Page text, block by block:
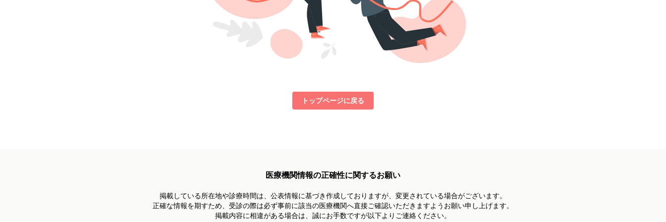
トップページに戻る
医療機関情報の正確性に関するお願い
掲載している所在地や診療時間は、 公表情報に基づき作成しておりますが、 変更されている場合がございます。
正確な情報を期すため、受診の際は必ず事前に該当の医療機関へ直接ご確認いただきますよう お願い申し上げます。
掲載内容に相違がある場合は、 誠にお手数ですが以下よりご連絡ください。